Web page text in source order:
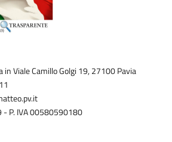
in Viale Camillo Golgi 19, 27100 Pavia
- P. IVA 00580590180